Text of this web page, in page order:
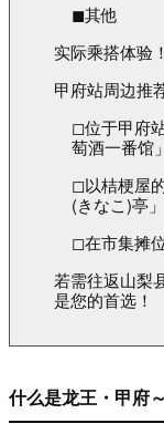
◼︎其他
实际乘搭体验！
甲府站周边推
◻︎位于甲府
萄酒一番馆」
◻︎以桔梗屋
(きなこ)亭」
◻︎在市集摊
若需往返山梨
是您的首选！
什么是龙王・甲府